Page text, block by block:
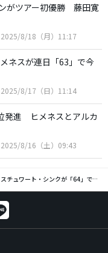
がツアー初優勝 藤田寛
2025/8/18（月）11:17
ネスが連日「63」で今
2025/8/17（日）11:14
発進 ヒメネスとアルカ
2025/8/16（土）09:43
ュワート・シンクが「64」で首位